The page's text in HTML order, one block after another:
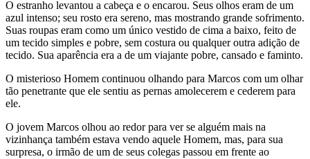
O estranho levantou a cabeça e o encarou. Seus olhos eram de um
azul intenso; seu rosto era sereno, mas mostrando grande sofrimento.
Suas roupas eram como um único vestido de cima a baixo, feito de
um tecido simples e pobre, sem costura ou qualquer outra adição de
tecido. Sua aparência era a de um viajante pobre, cansado e faminto.
O misterioso Homem continuou olhando para Marcos com um olhar
tão penetrante que ele sentiu as pernas amolecerem e cederem para
ele.
O jovem Marcos olhou ao redor para ver se alguém mais na
vizinhança também estava vendo aquele Homem, mas, para sua
surpresa, o irmão de um de seus colegas passou em frente ao